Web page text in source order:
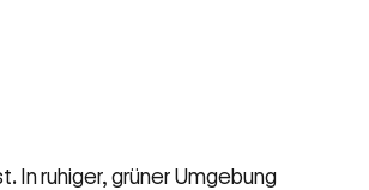
In ruhiger, grüner Umgebung